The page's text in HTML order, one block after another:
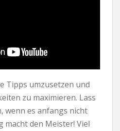
Tipps umzusetzen und
zu maximieren. Lass
wenn es anfangs nicht
den Meister! Viel